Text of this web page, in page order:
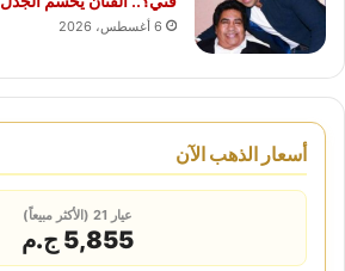
6 أغسطس، 2026
أسعار الذهب الآن
عيار 21 (الأكثر مبيعاً)
5,855 ج.م